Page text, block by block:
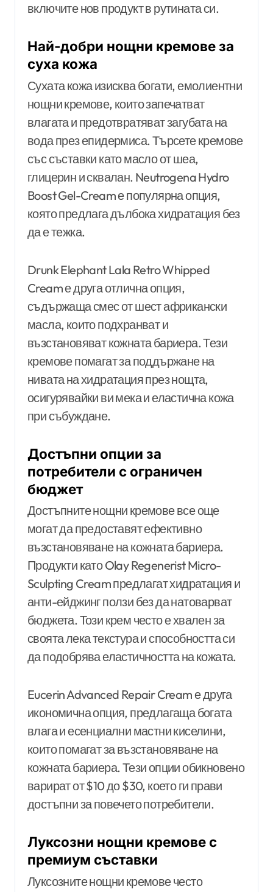
включите нов продукт в рутината си.
Най-добри нощни кремове за
суха кожа
Сухата кожа изисква богати, емолиентни
нощни кремове, които запечатват
влагата и предотвратяват загубата на
вода през епидермиса. Търсете кремове
със съставки като масло от шеа,
глицерин и сквалан. Neutrogena Hydro
Boost Gel-Cream е популярна опция,
която предлага дълбока хидратация без
да е тежка.
Drunk Elephant Lala Retro Whipped
Cream е друга отлична опция,
съдържаща смес от шест африкански
масла, които подхранват и
възстановяват кожната бариера. Тези
кремове помагат за поддържане на
нивата на хидратация през нощта,
осигурявайки ви мека и еластична кожа
при събуждане.
Достъпни опции за
потребители с ограничен
бюджет
Достъпните нощни кремове все още
могат да предоставят ефективно
възстановяване на кожната бариера.
Продукти като Olay Regenerist Micro-
Sculpting Cream предлагат хидратация и
анти-ейджинг ползи без да натоварват
бюджета. Този крем често е хвален за
своята лека текстура и способността си
да подобрява еластичността на кожата.
Eucerin Advanced Repair Cream е друга
икономична опция, предлагаща богата
влага и есенциални мастни киселини,
които помагат за възстановяване на
кожната бариера. Тези опции обикновено
варират от $10 до $30, което ги прави
достъпни за повечето потребители.
Луксозни нощни кремове с
премиум съставки
Луксозните нощни кремове често